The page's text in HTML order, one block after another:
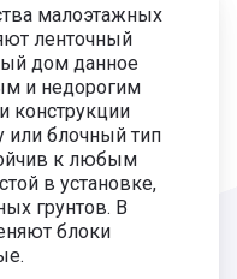
3 600
руб.
руб.
руб.
руб.
руб.
малоэтажных
ленточный
дом данное
и недорогим
конструкции
или блочный тип
к любым
в установке,
грунтов. В
блоки